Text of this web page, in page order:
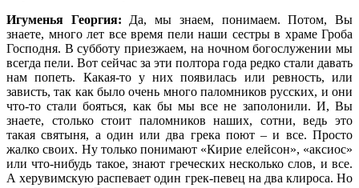
Игуменья Георгия: Да, мы знаем, понимаем. Потом, Вы
знаете, много лет все время пели наши сестры в храме Гроба
Господня. В субботу приезжаем, на ночном богослужении мы
всегда пели. Вот сейчас за эти полтора года редко стали давать
нам попеть. Какая-то у них появилась или ревность, или
зависть, так как было очень много паломников русских, и они
что-то стали бояться, как бы мы все не заполонили. И, Вы
знаете, столько стоит паломников наших, сотни, ведь это
такая святыня, а один или два грека поют – и все. Просто
жалко своих. Ну только понимают «Кирие елейсон», «аксиос»
или что-нибудь такое, знают греческих несколько слов, и все.
А херувимскую распевает один грек-певец на два клироса. Но